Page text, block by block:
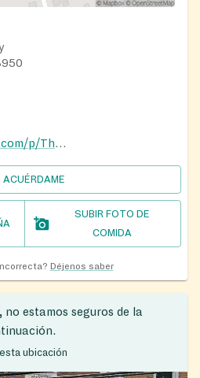
https://www.facebook.com/p/The-Food-Pantry-of-St-Clairsville-100085586328505/
ACUÉRDAME
SUBIR FOTO DE
COMIDA
Déjenos saber
estamos seguros de la
ubicación